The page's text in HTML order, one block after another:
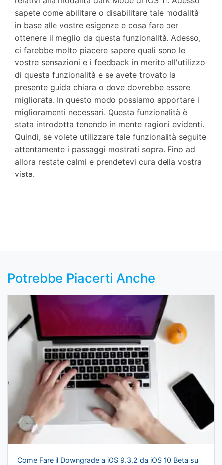
sapete come abilitare o disabilitare tale modalità
in base alle vostre esigenze e cosa fare per
ottenere il meglio da questa funzionalità. Adesso,
ci farebbe molto piacere sapere quali sono le
vostre sensazioni e i feedback in merito all'utilizzo
di questa funzionalità e se avete trovato la
presente guida chiara o dove dovrebbe essere
migliorata. In questo modo possiamo apportare i
miglioramenti necessari. Questa funzionalità è
stata introdotta tenendo in mente ragioni evidenti.
Quindi, se volete utilizzare tale funzionalità seguite
attentamente i passaggi mostrati sopra. Fino ad
allora restate calmi e prendetevi cura della vostra
vista.
Potrebbe Piacerti Anche
Come Fare il Downgrade a iOS 9.3.2 da iOS 10 Beta su